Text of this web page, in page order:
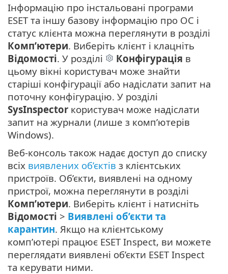
Інформацію про інстальовані програми
ESET та іншу базову інформацію про ОС і
статус клієнта можна переглянути в розділі
Комп’ютери. Виберіть клієнт і клацніть
Відомості. У розділі Конфігурація в
цьому вікні користувач може знайти
старіші конфігурації або надіслати запит на
поточну конфігурацію. У розділі
SysInspector користувач може надіслати
запит на журнали (лише з комп’ютерів
Windows).
Веб-консоль також надає доступ до списку
всіх виявлених об’єктів з клієнтських
пристроїв. Об’єкти, виявлені на одному
пристрої, можна переглянути в розділі
Комп’ютери. Виберіть клієнт і натисніть
Відомості > Виявлені об’єкти та
карантин. Якщо на клієнтському
комп’ютері працює ESET Inspect, ви можете
переглядати виявлені об’єкти ESET Inspect
та керувати ними.